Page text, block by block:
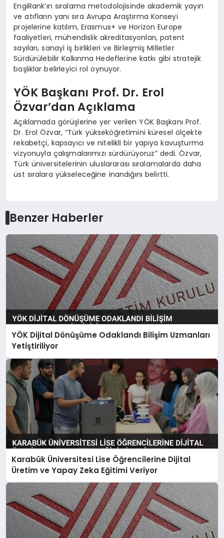
EngiRank’ın sıralama metodolojisinde akademik yayın
ve atıfların yanı sıra Avrupa Araştırma Konseyi
projelerine katılım, Erasmus+ ve Horizon Europe
faaliyetleri, mühendislik akreditasyonları, patent
sayıları, sanayi iş birlikleri ve Birleşmiş Milletler
Sürdürülebilir Kalkınma Hedeflerine katkı gibi stratejik
başlıklar belirleyici rol oynuyor.
YÖK Başkanı Prof. Dr. Erol
Özvar’dan Açıklama
Açıklamada görüşlerine yer verilen YÖK Başkanı Prof.
Dr. Erol Özvar, “Türk yükseköğretimini küresel ölçekte
rekabetçi, kapsayıcı ve nitelikli bir yapıya kavuşturma
vizyonuyla çalışmalarımızı sürdürüyoruz” dedi. Özvar,
Türk üniversitelerinin uluslararası sıralamalarda daha
üst sıralara yükseleceğine inandığını belirtti.
Benzer Haberler
YÖK Dijital Dönüşüme Odaklandı Bilişim Uzmanları
Yetiştiriliyor
Karabük Üniversitesi Lise Öğrencilerine Dijital
Üretim ve Yapay Zeka Eğitimi Veriyor